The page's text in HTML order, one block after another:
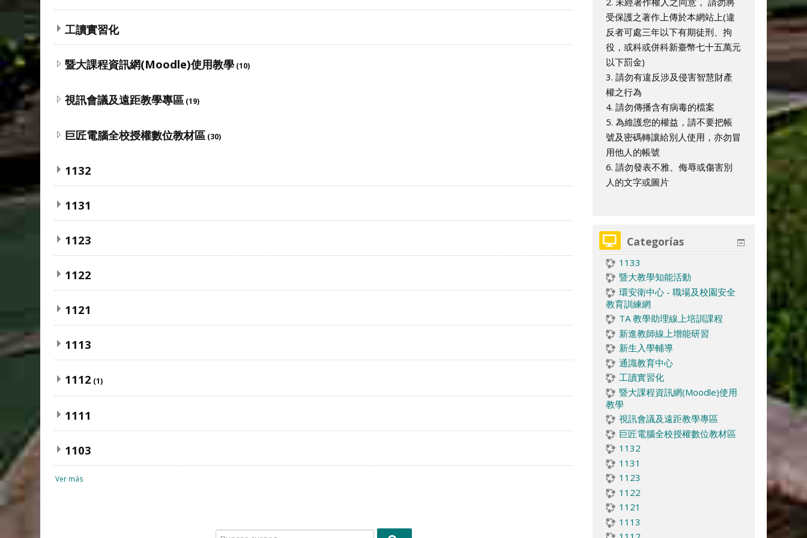
工讀實習化
暨大課程資訊網(Moodle)使用教學 (10)
視訊會議及遠距教學專區 (19)
巨匠電腦全校授權數位教材區 (30)
1132
1131
1123
1122
1121
1113
1112 (1)
1111
1103
Ver más
o
受保護之著作上傳於本網站上(違
反者可處三年以下有期徒刑、拘
役，或科或併科新臺幣七十五萬元
以下罰金)
3. 請勿有違反涉及侵害智慧財產
權之行為
4. 請勿傳播含有病毒的檔案
5. 為維護您的權益，請不要把帳
號及密碼轉讓給別人使用，亦勿冒
用他人的帳號
6. 請勿發表不雅、侮辱或傷害別
人的文字或圖片
Categorías
1133
暨大教學知能活動
環安衛中心 - 職場及校園安全
教育訓練網
TA 教學助理線上培訓課程
新進教師線上增能研習
新生入學輔導
通識教育中心
工讀實習化
暨大課程資訊網(Moodle)使用
教學
視訊會議及遠距教學專區
巨匠電腦全校授權數位教材區
1132
1131
1123
1122
1121
1113